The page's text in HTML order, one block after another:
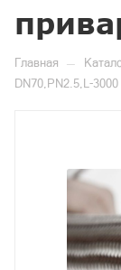
Главная —
DN70,PN2.5,L-